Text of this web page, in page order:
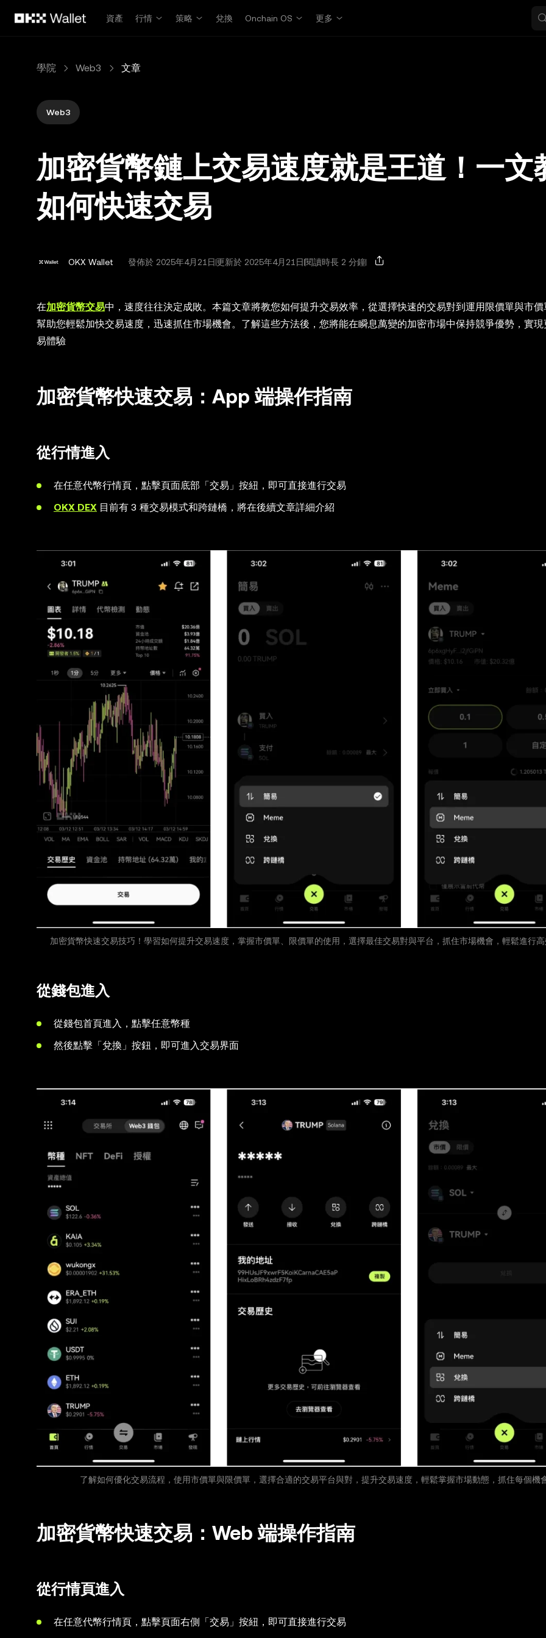
資產
行情 策略 兌換 Onchain OS 更多
學院 Web3 文章
Web3
加密貨幣鏈上交易速度就是王道！一文
如何快速交易
OKX Wallet 發佈於 2025年4月21日更新於 2025年4月21日 閱讀時長 2 分鐘
在加密貨幣交易中，速度往往決定成敗。本篇文章將教您如何提升交易效率，從選擇快速的交易對到運用限價單與市
幫助您輕鬆加快交易速度，迅速抓住市場機會。了解這些方法後，您將能在瞬息萬變的加密市場中保持競爭優勢，實
易體驗
加密貨幣快速交易：App 端操作指南
從行情進入
在任意代幣行情頁，點擊頁面底部「交易」按紐，即可直接進行交易
OKX DEX 目前有 3 種交易模式和跨鏈橋，將在後續文章詳細介紹
加密貨幣快速交易技巧！學習如何提升交易速度，掌握市價單、限價單的使用，選擇最佳交易對與平台，抓住市場機會，輕鬆進行
從錢包進入
從錢包首頁進入，點擊任意幣種
然後點擊「兌換」按鈕，即可進入交易界面
了解如何優化交易流程，使用市價單與限價單，選擇合適的交易平台與對，提升交易速度，輕鬆掌握市場動態，抓住每個機
加密貨幣快速交易：Web 端操作指南
從行情頁進入
在任意代幣行情頁，點擊頁面右側「交易」按紐，即可直接進行交易